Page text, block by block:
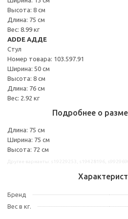
Высота: 8 см
Длина: 75 см
Вес: 8.99 кг
ADDE АДДЕ
Стул
Номер товара: 103.597.91
Ширина: 50 см
Высота: 8 см
Длина: 76 см
Вес: 2.92 кг
Подробнее о
Длина: 75 см
Ширина: 75 см
Высота: 72 см
Бренд
Вес в кг.